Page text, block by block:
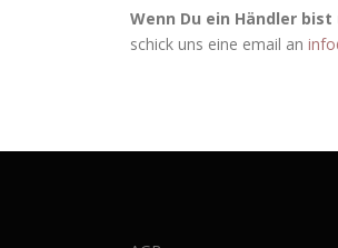
Wenn Du ein Händler
schick uns eine email an